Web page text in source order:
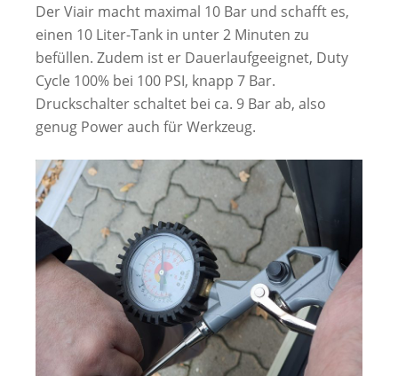
Der Viair macht maximal 10 Bar und schafft es,
einen 10 Liter-Tank in unter 2 Minuten zu
befüllen. Zudem ist er Dauerlaufgeeignet, Duty
Cycle 100% bei 100 PSI, knapp 7 Bar.
Druckschalter schaltet bei ca. 9 Bar ab, also
genug Power auch für Werkzeug.